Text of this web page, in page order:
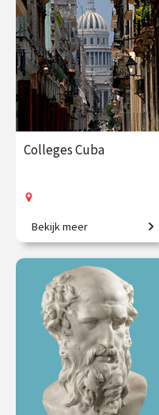
€ 195.00
vanaf 25
jan.
/ Op locatie of online
Colleges Cuba
De Caraïbische smeltkroes.
€ 109.00
vanaf 2
dec.
Op locatie
Bekijk meer